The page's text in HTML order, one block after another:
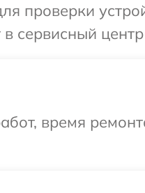
проверки
сервисный
время